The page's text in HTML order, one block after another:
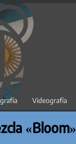
Videografía
«Bloom»